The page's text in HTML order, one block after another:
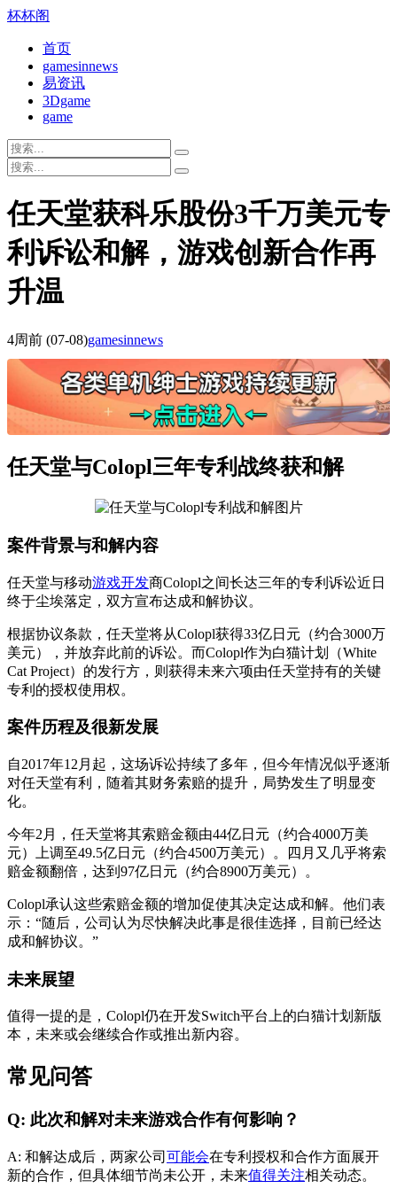
杯杯阁
首页
gamesinnews
易资讯
3Dgame
game
任天堂获科乐股份3千万美元专
利诉讼和解，游戏创新合作再
升温
4周前 (07-08)gamesinnews
任天堂与Colopl三年专利战终获和解
案件背景与和解内容
任天堂与移动游戏开发商Colopl之间长达三年的专利诉讼近日
终于尘埃落定，双方宣布达成和解协议。
根据协议条款，任天堂将从Colopl获得33亿日元（约合3000万
美元），并放弃此前的诉讼。而Colopl作为白猫计划（White
Cat Project）的发行方，则获得未来六项由任天堂持有的关键
专利的授权使用权。
案件历程及很新发展
自2017年12月起，这场诉讼持续了多年，但今年情况似乎逐渐
对任天堂有利，随着其财务索赔的提升，局势发生了明显变
化。
今年2月，任天堂将其索赔金额由44亿日元（约合4000万美
元）上调至49.5亿日元（约合4500万美元）。四月又几乎将索
赔金额翻倍，达到97亿日元（约合8900万美元）。
Colopl承认这些索赔金额的增加促使其决定达成和解。他们表
示：“随后，公司认为尽快解决此事是很佳选择，目前已经达
成和解协议。”
未来展望
值得一提的是，Colopl仍在开发Switch平台上的白猫计划新版
本，未来或会继续合作或推出新内容。
常见问答
Q: 此次和解对未来游戏合作有何影响？
A: 和解达成后，两家公司 可能会在专利授权和合作方面展开
新的合作，但具体细节尚未公开，未来值得关注相关动态。